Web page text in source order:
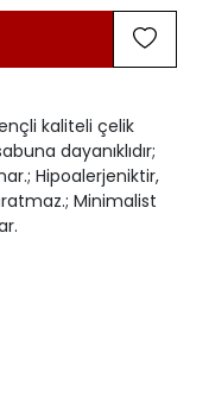
kaliteli çelik
dayanıklıdır;
Hipoalerjeniktir,
Minimalist